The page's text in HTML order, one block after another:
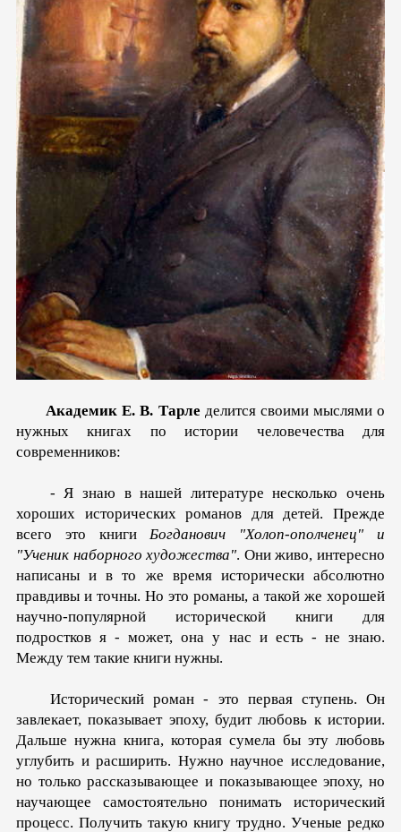
Академик Е. В. Тарле делится своими мыслями о
нужных книгах по истории человечества для
современников:
- Я знаю в нашей литературе несколько очень
хороших исторических романов для детей. Прежде
всего это книги Богданович "Холоп-ополченец" и
"Ученик наборного художества". Они живо, интересно
написаны и в то же время исторически абсолютно
правдивы и точны. Но это романы, а такой же хорошей
научно-популярной исторической книги для
подростков я - может, она у нас и есть - не знаю.
Между тем такие книги нужны.
Исторический роман - это первая ступень. Он
завлекает, показывает эпоху, будит любовь к истории.
Дальше нужна книга, которая сумела бы эту любовь
углубить и расширить. Нужно научное исследование,
но только рассказывающее и показывающее эпоху, но
научающее самостоятельно понимать исторический
процесс. Получить такую книгу трудно. Ученые редко